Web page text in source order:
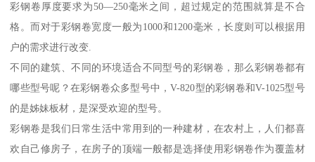
彩钢卷厚度要求为50—250毫米之间，超过规定的范围就算是不合
格。而对于彩钢卷宽度一般为1000和1200毫米，长度则可以根据用
户的需求进行改变.
不同的建筑、不同的环境适合不同型号的彩钢卷，那么彩钢卷都有
哪些型号呢？在彩钢卷众多型号中，V-820型的彩钢卷和V-1025型号
的是姊妹板材，是深受欢迎的型号。
彩钢卷是我们日常生活中常用到的一种建材，在农村上，人们都喜
欢自己修房子，在房子的顶端一般都是选择使用彩钢卷作为覆盖材